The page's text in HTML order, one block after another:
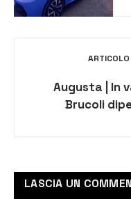
ARTICOLO
Augusta | In
Brucoli
LASCIA UN